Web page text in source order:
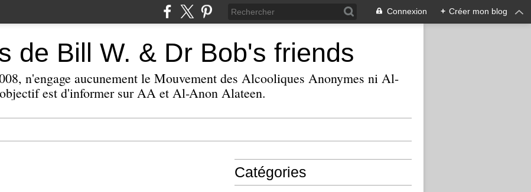
Connexion + Créer mon blog
de Bill W. & Dr Bob's friends
n'engage aucunement le Mouvement des Alcooliques Anonymes ni Al-
est d'informer sur AA et Al-Anon Alateen.
Catégories